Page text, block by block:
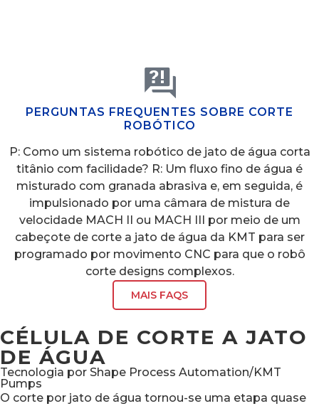
PERGUNTAS FREQUENTES SOBRE CORTE
ROBÓTICO
P: Como um sistema robótico de jato de água corta
titânio com facilidade? R: Um fluxo fino de água é
misturado com granada abrasiva e, em seguida, é
impulsionado por uma câmara de mistura de
velocidade MACH II ou MACH III por meio de um
cabeçote de corte a jato de água da KMT para ser
programado por movimento CNC para que o robô
corte designs complexos.
MAIS FAQS
CÉLULA DE CORTE A JATO
DE ÁGUA
Tecnologia por Shape Process Automation/KMT
Pumps
O corte por jato de água tornou-se uma etapa quase